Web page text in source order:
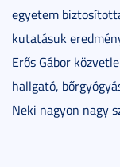
egyetem
kutatásuk
Erős Gábor
hallgató,
Neki nagyon nagy